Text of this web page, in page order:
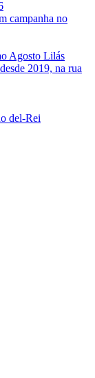
campanha no
Agosto Lilás
del-Rei